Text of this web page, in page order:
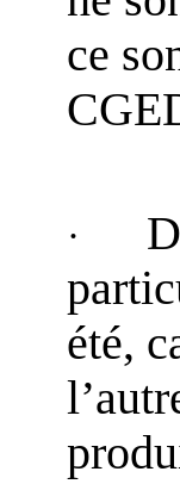
ce
·
été,